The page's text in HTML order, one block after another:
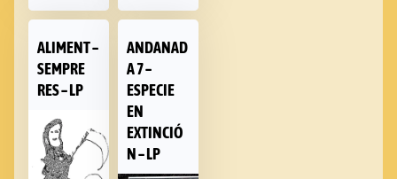
ALIMENT –
SEMPRE
RES – LP
ANDANAD
A 7 –
ESPECIE
EN
EXTINCIÓ
N – LP